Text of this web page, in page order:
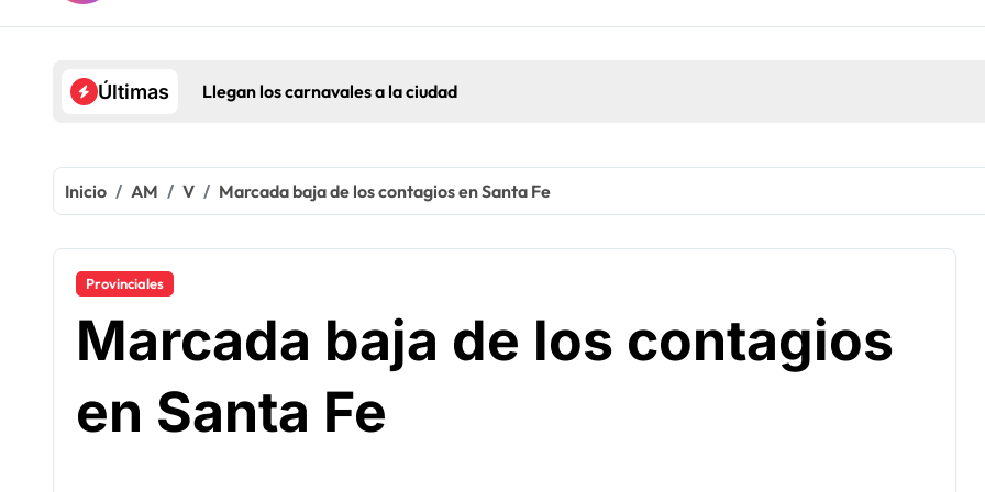
Últimas Llegan los carnavales a la ciudad
Inicio AM V Marcada baja de los contagios en Santa Fe
Provinciales
Marcada baja de los contagios
en Santa Fe